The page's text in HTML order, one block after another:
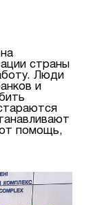
страны
Люди
и
помощь,